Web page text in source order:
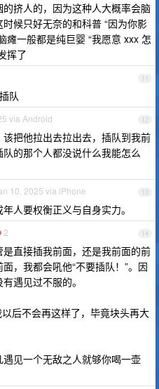
挤人的，因为这种人大概率会脑
候只好无奈的和科普 “因为你影
瘫一般都是纯巨婴 “我愿意 xxx 怎
挥了
11
队
12
via Android
把他拉出去拉出去，插队到我前
的那个人都没说什么我能怎么
13
10, 2025 via iPhone
人要权衡正义与自身实力。
14
2
直接插我前面，还是我前面的前
，我都会吼他“不要插队！”。因
遇见过不服的。
后不会再这样了，毕竟块头再大
见一个无敌之人就够你喝一壶